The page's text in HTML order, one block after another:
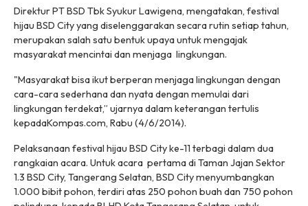
Direktur PT BSD Tbk Syukur Lawigena, mengatakan, festival
hijau BSD City yang diselenggarakan secara rutin setiap tahun,
merupakan salah satu bentuk upaya untuk mengajak
masyarakat mencintai dan menjaga lingkungan.
"Masyarakat bisa ikut berperan menjaga lingkungan dengan
cara-cara sederhana dan nyata dengan memulai dari
lingkungan terdekat,” ujarnya dalam keterangan tertulis
kepadaKompas.com, Rabu (4/6/2014).
Pelaksanaan festival hijau BSD City ke-11 terbagi dalam dua
rangkaian acara. Untuk acara pertama di Taman Jajan Sektor
1.3 BSD City, Tangerang Selatan, BSD City menyumbangkan
1.000 bibit pohon, terdiri atas 250 pohon buah dan 750 pohon